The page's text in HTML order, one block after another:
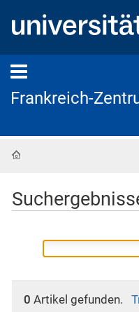
Frankreich-
0 Artikel gefunden.